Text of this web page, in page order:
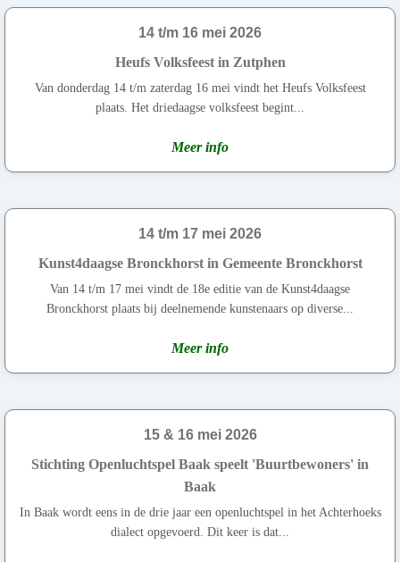
14 t/m 16 mei 2026
Heufs Volksfeest in Zutphen
Van donderdag 14 t/m zaterdag 16 mei vindt het Heufs Volksfeest
plaats. Het driedaagse volksfeest begint...
Meer info
14 t/m 17 mei 2026
Kunst4daagse Bronckhorst in Gemeente Bronckhorst
Van 14 t/m 17 mei vindt de 18e editie van de Kunst4daagse
Bronckhorst plaats bij deelnemende kunstenaars op diverse...
Meer info
15 & 16 mei 2026
Stichting Openluchtspel Baak speelt 'Buurtbewoners' in
Baak
In Baak wordt eens in de drie jaar een openluchtspel in het Achterhoeks
dialect opgevoerd. Dit keer is dat...